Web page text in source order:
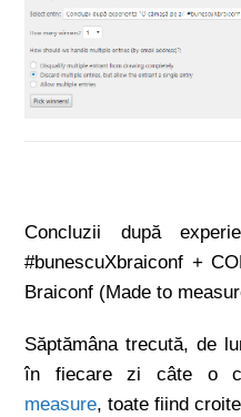
Concluzii după
#bunescuXbraiconf +
Braiconf (Made to
Săptămâna trecută, de
în fiecare zi câte o
measure, toate fiind